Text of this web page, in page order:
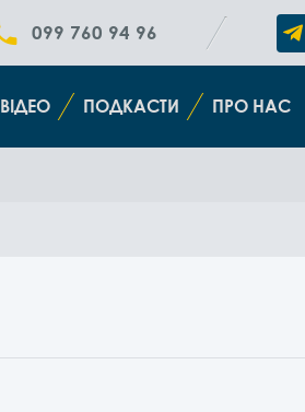
099 760 94 96
ВІДЕО ПОДКАСТИ ПРО НАС